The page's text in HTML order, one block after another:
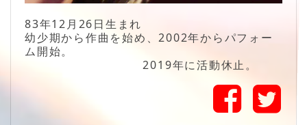
83年12月26日生まれ
幼少期から作曲を始め、2002年からパフォー
ム開始。
2019年に活動休止。